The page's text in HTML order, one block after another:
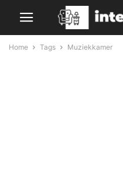
Home Tags Muziekkamer